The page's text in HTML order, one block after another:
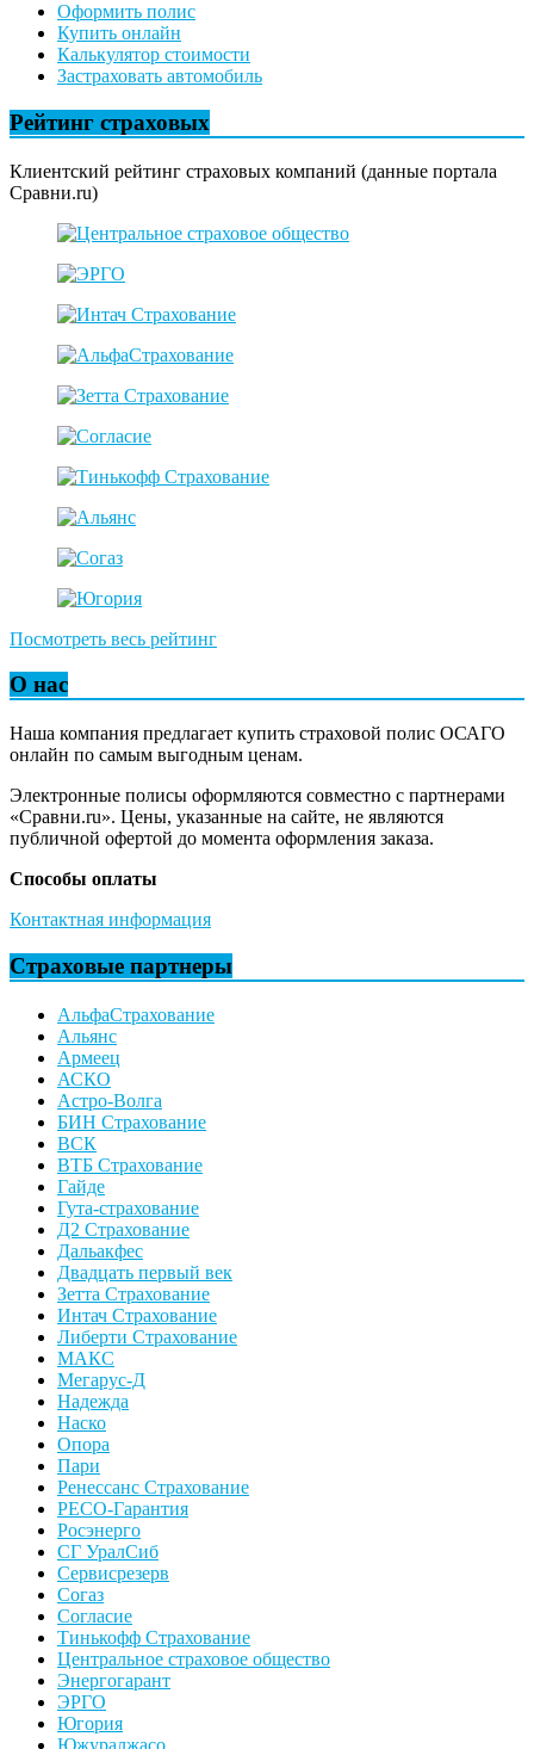
Оформить полис
Купить онлайн
Калькулятор стоимости
Застраховать автомобиль
Рейтинг страховых
Клиентский рейтинг страховых компаний (данные портала
Сравни.ru)
Посмотреть весь рейтинг
О нас
Наша компания предлагает купить страховой полис ОСАГО
онлайн по самым выгодным ценам.
Электронные полисы оформляются совместно с партнерами
«Сравни.ru». Цены, указанные на сайте, не являются
публичной офертой до момента оформления заказа.
Способы оплаты
Контактная информация
Страховые партнеры
АльфаСтрахование
Альянс
Армеец
АСКО
Астро-Волга
БИН Страхование
ВСК
ВТБ Страхование
Гайде
Гута-страхование
Д2 Страхование
Дальакфес
Двадцать первый век
Зетта Страхование
Интач Страхование
Либерти Страхование
МАКС
Мегарус-Д
Надежда
Наско
Опора
Пари
Ренессанс Страхование
РЕСО-Гарантия
Росэнерго
СГ УралСиб
Сервисрезерв
Согаз
Согласие
Тинькофф Страхование
Центральное страховое общество
Энергогарант
ЭРГО
Югория
Южуралжасо